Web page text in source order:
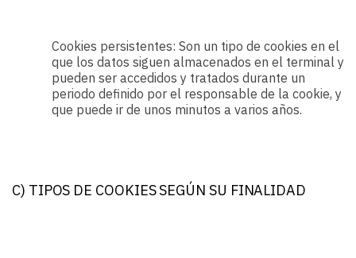
Cookies persistentes: Son un tipo de cookies en el
que los datos siguen almacenados en el terminal y
pueden ser accedidos y tratados durante un
periodo definido por el responsable de la cookie, y
que puede ir de unos minutos a varios años.
C) TIPOS DE COOKIES SEGÚN SU FINALIDAD